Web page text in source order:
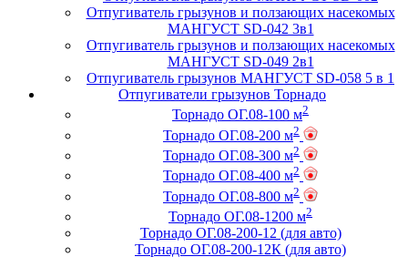
Отпугиватель грызунов и ползающих насекомых
МАНГУСТ SD-042 3в1
Отпугиватель грызунов и ползающих насекомых
МАНГУСТ SD-049 2в1
Отпугиватель грызунов МАНГУСТ SD-058 5 в 1
Отпугиватели грызунов Торнадо
Торнадо ОГ.08-100 м2
Торнадо ОГ.08-200 м2
Торнадо ОГ.08-300 м2
Торнадо ОГ.08-400 м2
Торнадо ОГ.08-800 м2
Торнадо ОГ.08-1200 м2
Торнадо ОГ.08-200-12 (для авто)
Торнадо ОГ.08-200-12К (для авто)